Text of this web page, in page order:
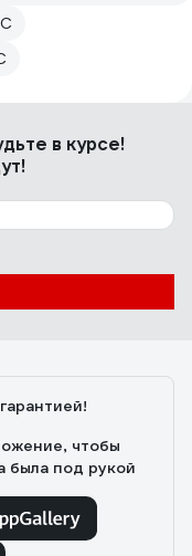
в курсе!
чтобы
была под рукой